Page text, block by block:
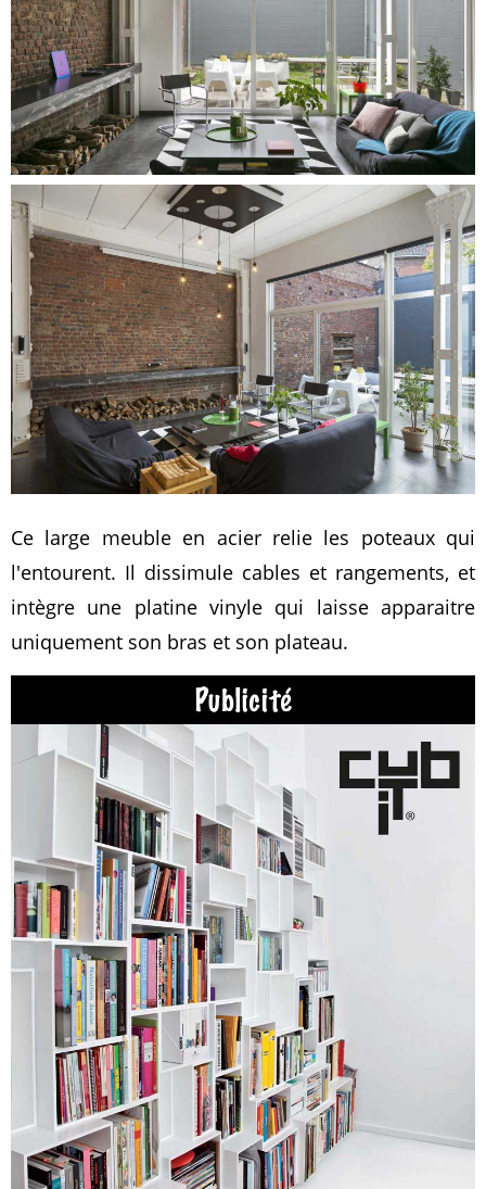
Ce large meuble en acier relie les poteaux qui
l'entourent. Il dissimule cables et rangements, et
intègre une platine vinyle qui laisse apparaitre
uniquement son bras et son plateau.